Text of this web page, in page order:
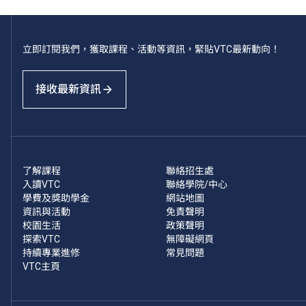
立即訂閱我們，獲取課程、活動等資訊，緊貼VTC最新動向！
接收最新資訊
了解課程
入讀VTC
學費及獎助學金
資訊與活動
校園生活
探索VTC
持續專業進修
VTC主頁
聯絡招生處
聯絡學院/中心
網站地圖
免責聲明
政策聲明
無障礙網頁
常見問題